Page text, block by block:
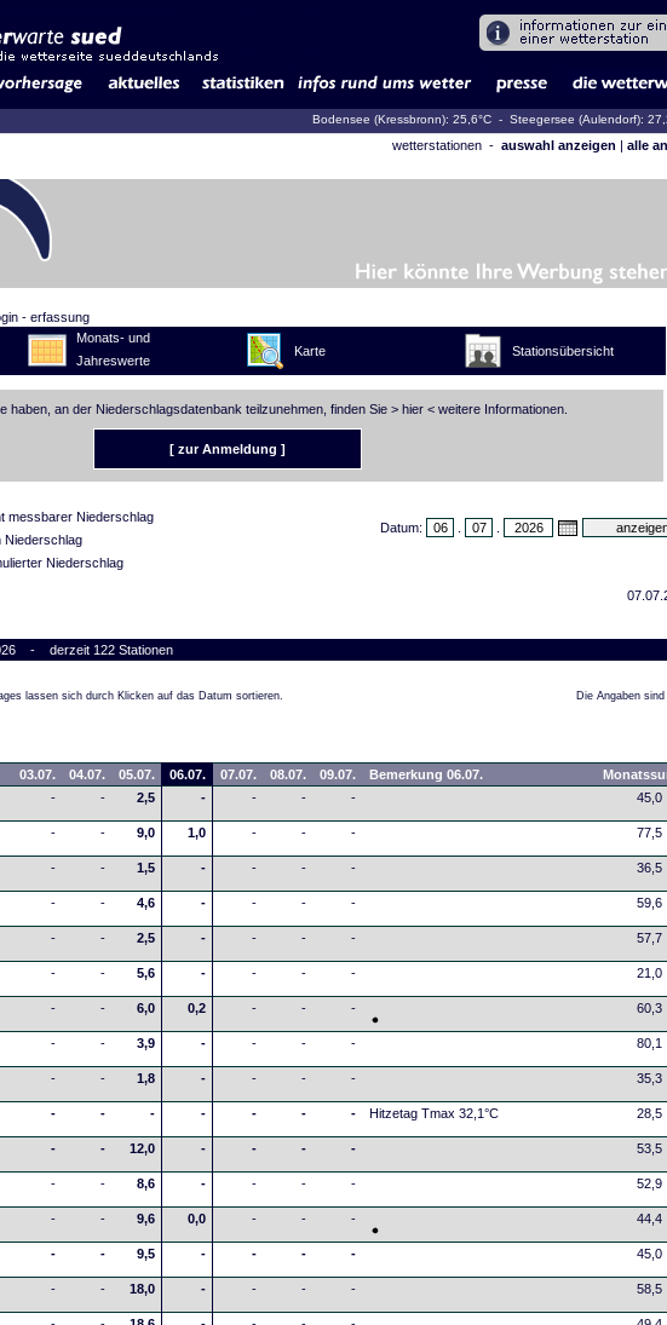
Bodensee (Kressbronn): 25,6°C - Steegersee (Aulendorf):
wetterstationen - auswahl anzeigen | alle
- erfassung
Monats- und
Jahreswerte
Karte Stationsübersicht
haben, an der Niederschlagsdatenbank teilzunehmen, finden Sie > hier < weitere Informationen.
[ zur Anmeldung ]
Datum:
messbarer Niederschlag
Niederschlag
Niederschlag
- derzeit 122 Stationen
lassen sich durch Klicken auf das Datum sortieren. Die Angaben sind
03.07. 04.07. 05.07. 06.07. 07.07. 08.07. 09.07. Bemerkung 06.07.
- - 2,5 - - - - 45,0
- - 9,0 1,0 - - - 77,5
- - 1,5 - - - - 36,5
- - 4,6 - - - - 59,6
- - 2,5 - - - - 57,7
- - 5,6 - - - - 21,0
- - 6,0 0,2 - - - 60,3
- - 3,9 - - - - 80,1
- - 1,8 - - - - 35,3
- - - - - - - Hitzetag Tmax 32,1°C 28,5
- - 12,0 - - - - 53,5
- - 8,6 - - - - 52,9
- - 9,6 0,0 - - - 44,4
- - 9,5 - - - - 45,0
- - 18,0 - - - - 58,5